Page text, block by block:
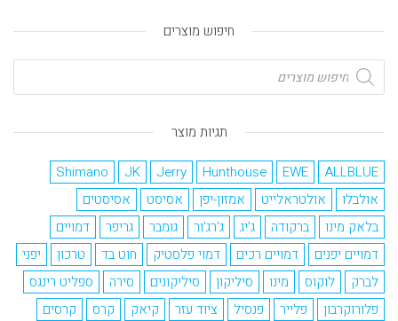
חיפוש מוצרים
תגיות מוצר
ALLBLUE
EWE
Hunthouse
Jerry
JK
Shimano
אולבלו
אולטראלייט אמזון-יפן אסיסט
אסיסטים
בלאק מינו
ברקודה ג'יג ג'רג'ור גומבר גריפר
דמויים
דמויים יפנים
דמויים רכים דמוי פלסטיק חוט בד טרכון
יפני
לברק
לוקוס מינו סיליקון סיליקונים סירה
ספליט רינגס
פלורוקרבון
פלייר פנסיל ציוד עזר קיאק קרס
קרסים